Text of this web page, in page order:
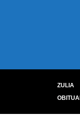
ZULIA